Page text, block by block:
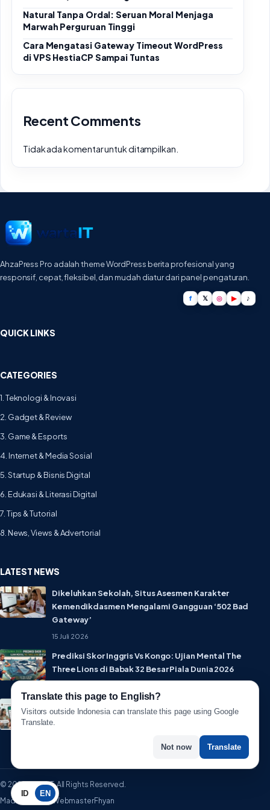
Natural Tanpa Ordal: Seruan Moral Menjaga
Marwah Perguruan Tinggi
Cara Mengatasi Gateway Timeout WordPress
di VPS HestiaCP Sampai Tuntas
Recent Comments
Tidak ada komentar untuk ditampilkan.
AhzaPress Pro adalah theme WordPress berita profesional yang
responsif, cepat, fleksibel, dan mudah diatur dari panel pengaturan.
f 𝕏 ◎ ▶ ♪
QUICK LINKS
CATEGORIES
1. Teknologi & Inovasi
2. Gadget & Review
3. Game & Esports
4. Internet & Media Sosial
5. Startup & Bisnis Digital
6. Edukasi & Literasi Digital
7. Tips & Tutorial
8. News, Views & Advertorial
LATEST NEWS
Dikeluhkan Sekolah, Situs Asesmen Karakter
Kemendikdasmen Mengalami Gangguan ‘502 Bad
Gateway’
15 Juli 2026
Prediksi Skor Inggris Vs Kongo: Ujian Mental The
Three Lions di Babak 32 Besar Piala Dunia 2026
© 2026 WartaIT. All Rights Reserved.
Made with ♥ by WebmasterFhyan
ID EN
Translate this page to English?
Visitors outside Indonesia can translate this page using Google
Translate.
Not now Translate